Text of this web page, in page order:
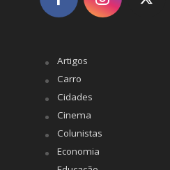
Artigos
Carro
Cidades
Cinema
Colunistas
Economia